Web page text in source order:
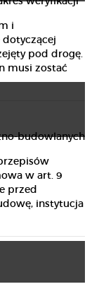
i
pod drogę.
musi zostać
w art. 9
przed
instytucja